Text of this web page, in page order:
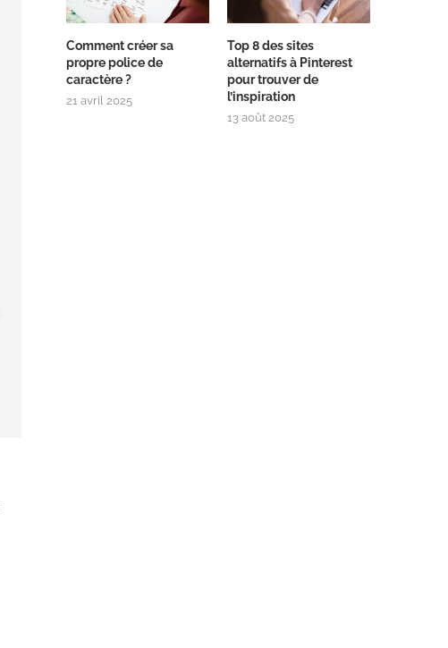
Comment créer sa
propre police de
caractère ?
21 avril 2025
Top 8 des sites
alternatifs à Pinterest
pour trouver de
l’inspiration
13 août 2025